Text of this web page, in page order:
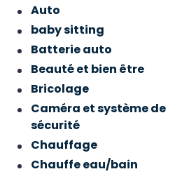
Auto
baby sitting
Batterie auto
Beauté et bien être
Bricolage
Caméra et système de
sécurité
Chauffage
Chauffe eau/bain